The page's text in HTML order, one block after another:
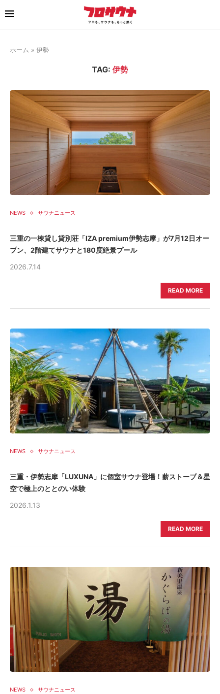
ホーム » 伊勢
TAG: 伊勢
NEWS サウナニュース
三重の一棟貸し貸別荘「IZA premium伊勢志摩」が7月12日オー
プン、2階建てサウナと180度絶景プール
2026.7.14
READ MORE
NEWS サウナニュース
三重・伊勢志摩「LUXUNA」に個室サウナ登場！薪ストーブ＆星
空で極上のととのい体験
2026.1.13
READ MORE
NEWS サウナニュース